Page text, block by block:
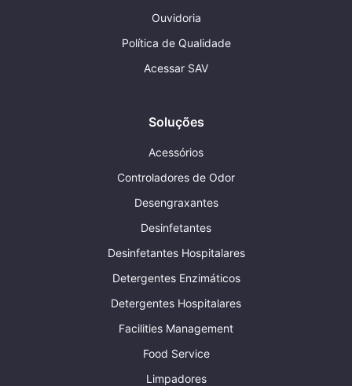
Ouvidoria
Política de Qualidade
Acessar SAV
Soluções
Acessórios
Controladores de Odor
Desengraxantes
Desinfetantes
Desinfetantes Hospitalares
Detergentes Enzimáticos
Detergentes Hospitalares
Facilities Management
Food Service
Limpadores